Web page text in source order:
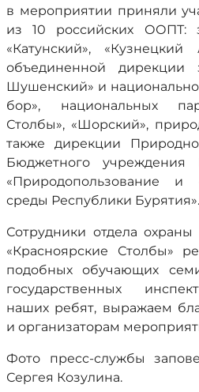
в мероприятии приняли
из 10 российских ООПТ:
«Катунский», «Кузнецкий
объединенной дирекции
Шушенский» и
бор», национальных
Столбы», «Шорский»,
также дирекции
Бюджетного учреждения
«Природопользование и
среды Республики Бурятия».
Сотрудники отдела
«Красноярские Столбы»
подобных обучающих
государственных
наших ребят, выражаем
и организаторам
Фото пресс-службы
Сергея Козулина.